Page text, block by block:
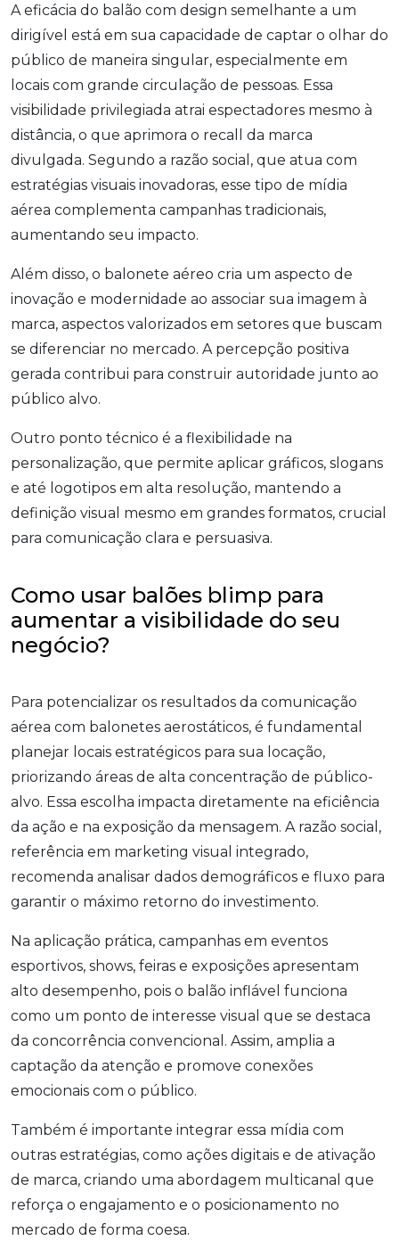
A eficácia do balão com design semelhante a um
dirigível está em sua capacidade de captar o olhar do
público de maneira singular, especialmente em
locais com grande circulação de pessoas. Essa
visibilidade privilegiada atrai espectadores mesmo à
distância, o que aprimora o recall da marca
divulgada. Segundo a razão social, que atua com
estratégias visuais inovadoras, esse tipo de mídia
aérea complementa campanhas tradicionais,
aumentando seu impacto.
Além disso, o balonete aéreo cria um aspecto de
inovação e modernidade ao associar sua imagem à
marca, aspectos valorizados em setores que buscam
se diferenciar no mercado. A percepção positiva
gerada contribui para construir autoridade junto ao
público alvo.
Outro ponto técnico é a flexibilidade na
personalização, que permite aplicar gráficos, slogans
e até logotipos em alta resolução, mantendo a
definição visual mesmo em grandes formatos, crucial
para comunicação clara e persuasiva.
Como usar balões blimp para
aumentar a visibilidade do seu
negócio?
Para potencializar os resultados da comunicação
aérea com balonetes aerostáticos, é fundamental
planejar locais estratégicos para sua locação,
priorizando áreas de alta concentração de público-
alvo. Essa escolha impacta diretamente na eficiência
da ação e na exposição da mensagem. A razão social,
referência em marketing visual integrado,
recomenda analisar dados demográficos e fluxo para
garantir o máximo retorno do investimento.
Na aplicação prática, campanhas em eventos
esportivos, shows, feiras e exposições apresentam
alto desempenho, pois o balão inflável funciona
como um ponto de interesse visual que se destaca
da concorrência convencional. Assim, amplia a
captação da atenção e promove conexões
emocionais com o público.
Também é importante integrar essa mídia com
outras estratégias, como ações digitais e de ativação
de marca, criando uma abordagem multicanal que
reforça o engajamento e o posicionamento no
mercado de forma coesa.